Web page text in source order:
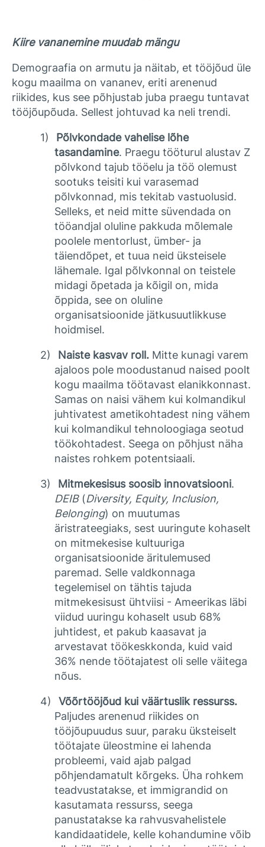
Kiire vananemine muudab mängu
Demograafia on armutu ja näitab, et tööjõud üle
kogu maailma on vananev, eriti arenenud
riikides, kus see põhjustab juba praegu tuntavat
tööjõupõuda. Sellest johtuvad ka neli trendi.
1)
Põlvkondade vahelise lõhe
tasandamine. Praegu tööturul alustav Z
põlvkond tajub tööelu ja töö olemust
sootuks teisiti kui varasemad
põlvkonnad, mis tekitab vastuolusid.
Selleks, et neid mitte süvendada on
tööandjal oluline pakkuda mõlemale
poolele mentorlust, ümber- ja
täiendõpet, et tuua neid üksteisele
lähemale. Igal põlvkonnal on teistele
midagi õpetada ja kõigil on, mida
õppida, see on oluline
organisatsioonide jätkusuutlikkuse
hoidmisel.
2) Naiste kasvav roll. Mitte kunagi varem
ajaloos pole moodustanud naised poolt
kogu maailma töötavast elanikkonnast.
Samas on naisi vähem kui kolmandikul
juhtivatest ametikohtadest ning vähem
kui kolmandikul tehnoloogiaga seotud
töökohtadest. Seega on põhjust näha
naistes rohkem potentsiaali.
3) Mitmekesisus soosib innovatsiooni.
DEIB (Diversity, Equity, Inclusion,
Belonging) on muutumas
äristrateegiaks, sest uuringute kohaselt
on mitmekesise kultuuriga
organisatsioonide äritulemused
paremad. Selle valdkonnaga
tegelemisel on tähtis tajuda
mitmekesisust ühtviisi - Ameerikas läbi
viidud uuringu kohaselt usub 68%
juhtidest, et pakub kaasavat ja
arvestavat töökeskkonda, kuid vaid
36% nende töötajatest oli selle väitega
nõus.
4)
Võõrtööjõud kui väärtuslik ressurss.
Paljudes arenenud riikides on
tööjõupuudus suur, paraku üksteiselt
töötajate üleostmine ei lahenda
probleemi, vaid ajab palgad
põhjendamatult kõrgeks. Üha rohkem
teadvustatakse, et immigrandid on
kasutamata ressurss, seega
panustatakse ka rahvusvahelistele
kandidaatidele, kelle kohandumine võib